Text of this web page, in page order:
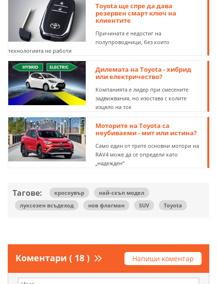
Toyota ще спре да дава
резервен смарт ключ на
клиентите
Причината е недостиг на
полупроводници, без които
технологията не работи
Дилемата на Toyota - хибрид
или електричество?
Компанията е лидер при смесените
задвижвания, но изостава с колите
изцяло на ток
Моторите на Toyota са
неубиваеми - мит или истина?
Само един от трите основни мотори на
RAV4 може да се определи като
„надежден“
Тагове: кросоувър
най-скъп модел
луксозен всъдеход
нов флагман SUV Toyota
Коментари ( 18 ) Напиши коментар